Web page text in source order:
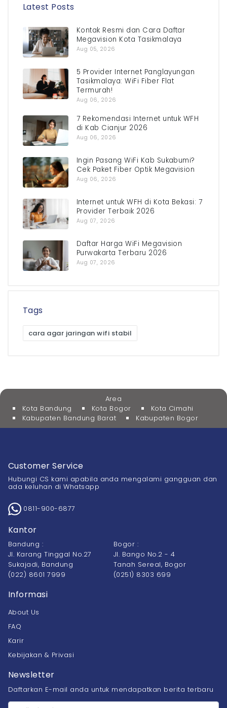
Latest Posts
Kontak Resmi dan Cara Daftar
Megavision Kota Tasikmalaya
Aug 05, 2026
5 Provider Internet Panglayungan
Tasikmalaya: WiFi Fiber Flat
Termurah!
Aug 06, 2026
7 Rekomendasi Internet untuk WFH
di Kab Cianjur 2026
Aug 06, 2026
Ingin Pasang WiFi Kab Sukabumi?
Cek Paket Fiber Optik Megavision
Aug 06, 2026
Internet untuk WFH di Kota Bekasi: 7
Provider Terbaik 2026
Aug 07, 2026
Daftar Harga WiFi Megavision
Purwakarta Terbaru 2026
Aug 07, 2026
Tags
cara agar jaringan wifi stabil
Area
Kota Bandung
Kota Bogor
Kota Cimahi
Kabupaten Bandung Barat
Kabupaten Bogor
Customer Service
Hubungi CS kami apabila anda mengalami gangguan dan
ada keluhan di Whatsapp
0811-900-6877
Kantor
Bandung :
Jl. Karang Tinggal No.27
Sukajadi, Bandung
(022) 8601 7999
Bogor :
Jl. Bango No.2 - 4
Tanah Sereal, Bogor
(0251) 8303 699
Informasi
About Us
FAQ
Karir
Kebijakan & Privasi
Newsletter
Daftarkan E-mail anda untuk mendapatkan berita terbaru